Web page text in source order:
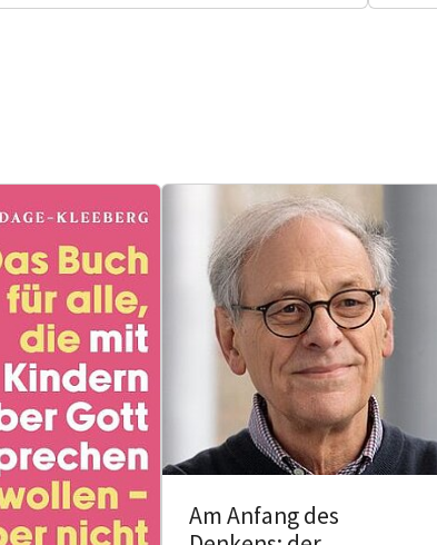
Am Anfang des